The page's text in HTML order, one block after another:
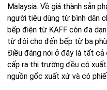
Malaysia. Về giá thành sản
người tiêu dùng từ bình dân
bếp điện từ KAFF còn đa
từ đôi cho đến bếp từ ba
Điều đáng nói ở đây là tất cả
cấp ra thị trường đều có
nguồn gốc xuất xứ và có